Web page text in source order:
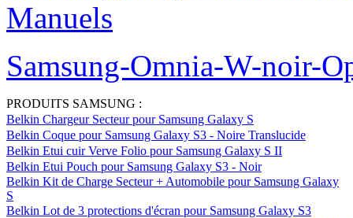
Manuels
Samsung-Omnia-W-noir-
PRODUITS SAMSUNG :
Belkin Chargeur Secteur pour Samsung Galaxy S
Belkin Coque pour Samsung Galaxy S3 - Noire Translucide
Belkin Etui cuir Verve Folio pour Samsung Galaxy S II
Belkin Etui Pouch pour Samsung Galaxy S3 - Noir
Belkin Kit de Charge Secteur + Automobile pour Samsung Galaxy
S
Belkin Lot de 3 protections d'écran pour Samsung Galaxy S3